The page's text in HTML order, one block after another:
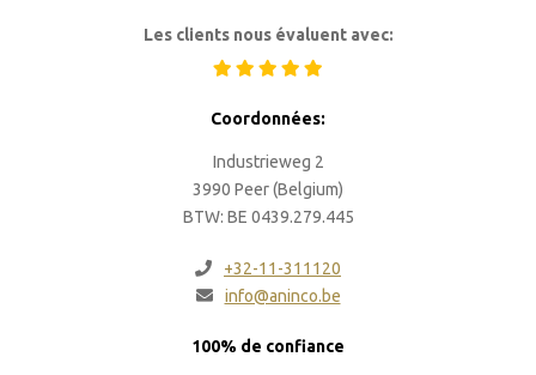
Les clients nous évaluent avec:
Coordonnées:
Industrieweg 2
3990 Peer (Belgium)
BTW: BE 0439.279.445
+32-11-311120
info@aninco.be
100% de confiance